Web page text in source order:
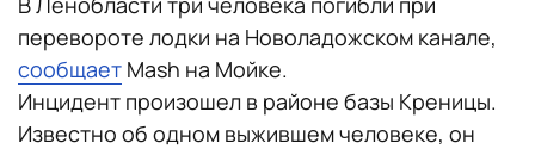
перевороте лодки на Новоладожском канале,
сообщает Mash на Мойке.
Инцидент произошел в районе базы Креницы.
Известно об одном выжившем человеке, он